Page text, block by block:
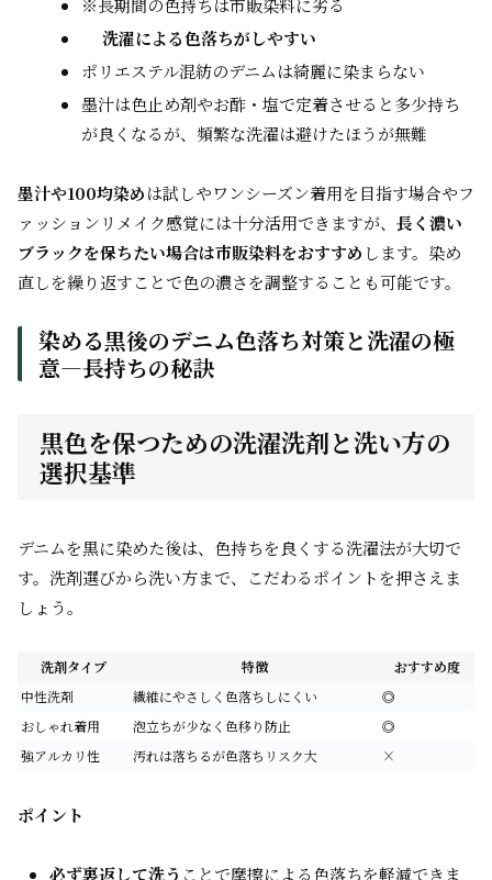
※長期間の色持ちは市販染料に劣る
洗濯による色落ちがしやすい
ポリエステル混紡のデニムは綺麗に染まらない
墨汁は色止め剤やお酢・塩で定着させると多少持ち
が良くなるが、頻繁な洗濯は避けたほうが無難
墨汁や100均染めは試しやワンシーズン着用を目指す場合やフ
ァッションリメイク感覚には十分活用できますが、 長く濃い
ブラックを保ちたい場合は市販染料をおすすめ します。染め
直しを繰り返すことで色の濃さを調整することも可能です。
染める黒後のデニム色落ち対策と洗濯の極
意―長持ちの秘訣
黒色を保つための洗濯洗剤と洗い方の
選択基準
デニムを黒に染めた後は、色持ちを良くする洗濯法が大切で
す。洗剤選びから洗い方まで、こだわるポイントを押さえま
しょう。
洗剤タイプ 特徴
おすすめ度
中性洗剤
繊維にやさしく色落ちしにくい
◎
おしゃれ着用
泡立ちが少なく色移り防止
◎
強アルカリ性
汚れは落ちるが色落ちリスク大 ×
ポイント
必ず裏返して洗う ことで摩擦による色落ちを軽減できま